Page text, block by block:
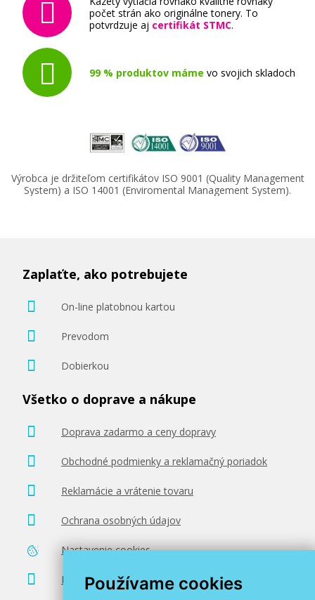
Používame cookies
počet strán ako originálne tonery. To
potvrdzuje aj certifikát STMC.
99 % produktov máme vo svojich skladoch
Výrobca je držiteľom certifikátov ISO 9001 (Quality Management
System) a ISO 14001 (Enviromental Management System).
Zaplaťte, ako potrebujete
On-line platobnou kartou
Prevodom
Dobierkou
Všetko o doprave a nákupe
Doprava zadarmo a ceny dopravy
Obchodné podmienky a reklamačný poriadok
Reklamácie a vrátenie tovaru
Ochrana osobných údajov
Nastavenie cookies
Poradenstvo zadarmo